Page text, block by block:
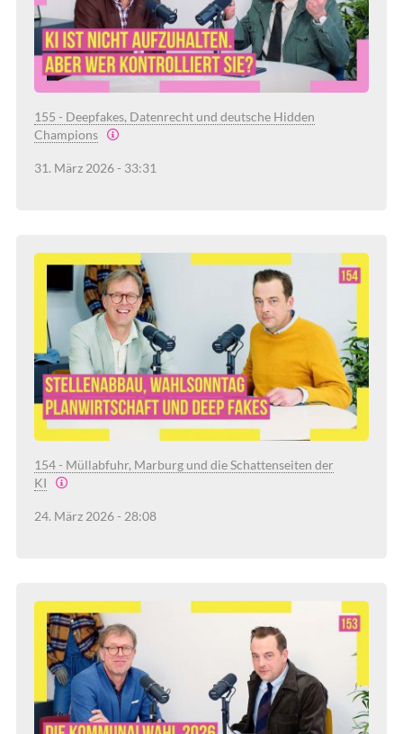
155 - Deepfakes, Datenrecht und deutsche Hidden
Champions
31. März 2026 - 33:31
154 - Müllabfuhr, Marburg und die Schattenseiten der
KI
24. März 2026 - 28:08